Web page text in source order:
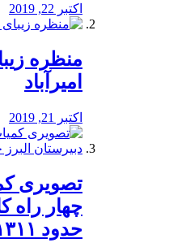
اکتبر 22, 2019
منظره‌‌
امیرآباد
اکتبر 21, 2019
️تصویری
چهار راه
حدود ۱۳۱۱ه ش